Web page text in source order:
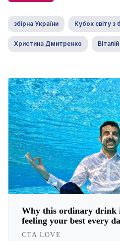
збірна України Кубок світу з
Христина Дмитренко